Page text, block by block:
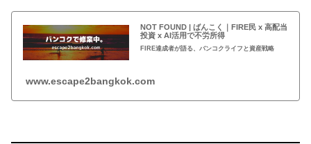
NOT FOUND | ばんこく｜FIRE民 x 高配当
投資 x AI活用で不労所得
FIRE達成者が語る、バンコクライフと資産戦略
www.escape2bangkok.com